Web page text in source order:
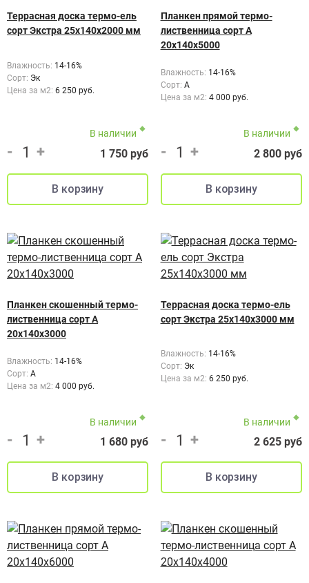
Террасная доска термо-ель
сорт Экстра 25x140x2000 мм
Влажность: 14-16%
Сорт: Эк
Цена за м2: 6 250 руб.
В наличии
- + 1 750 руб
Планкен прямой термо-
лиственница сорт А
20х140х5000
Влажность: 14-16%
Сорт: A
Цена за м2: 4 000 руб.
В наличии
- + 2 800 руб
Планкен скошенный термо-
лиственница сорт А
20х140х3000
Влажность: 14-16%
Сорт: А
Цена за м2: 4 000 руб.
В наличии
- + 1 680 руб
Террасная доска термо-ель
сорт Экстра 25x140x3000 мм
Влажность: 14-16%
Сорт: Эк
Цена за м2: 6 250 руб.
В наличии
- + 2 625 руб